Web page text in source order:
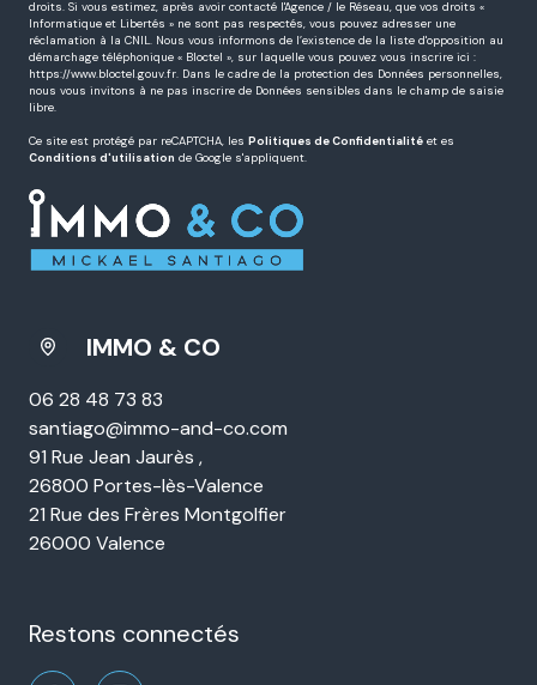
droits. Si vous estimez, après avoir contacté l'Agence / le Réseau, que vos droits «
Informatique et Libertés » ne sont pas respectés, vous pouvez adresser une
réclamation à la CNIL. Nous vous informons de l’existence de la liste d'opposition au
démarchage téléphonique « Bloctel », sur laquelle vous pouvez vous inscrire ici :
https://www.bloctel.gouv.fr. Dans le cadre de la protection des Données personnelles,
nous vous invitons à ne pas inscrire de Données sensibles dans le champ de saisie
libre.
Ce site est protégé par reCAPTCHA, les Politiques de Confidentialité et es
Conditions d'utilisation de Google s'appliquent.
IMMO & CO
06 28 48 73 83
santiago@immo-and-co.com
91 Rue Jean Jaurès ,
26800 Portes-lès-Valence
21 Rue des Frères Montgolfier
26000 Valence
restons connectés